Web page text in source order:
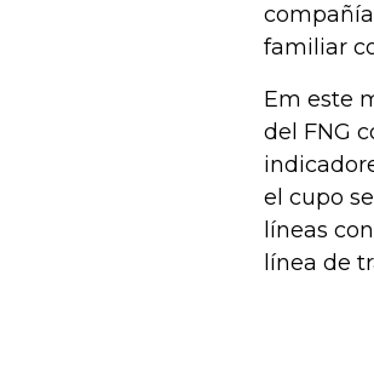
familiar
Em este
del FNG
el cupo
líneas
línea de